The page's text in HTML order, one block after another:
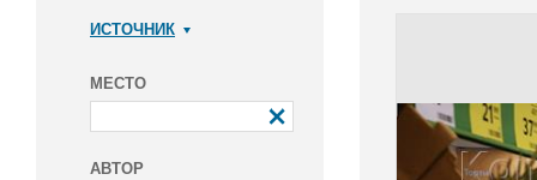
ИСТОЧНИК
МЕСТО
АВТОР